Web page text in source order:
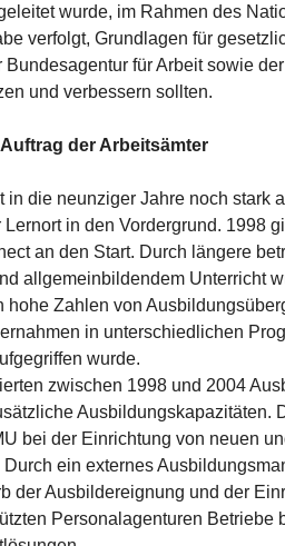
wurde, im Rahmen des
verfolgt, Grundlagen für
für Arbeit sowie
und verbessern sollten.
der Arbeitsämter
die neunziger Jahre noch stark
in den Vordergrund. 1998
an den Start. Durch längere
allgemeinbildendem Unterricht
hohe Zahlen von
in unterschiedlichen
wurde.
zwischen 1998 und 2004
Ausbildungskapazitäten.
bei der Einrichtung von neuen
ein externes
der Ausbildereignung und der
Personalagenturen